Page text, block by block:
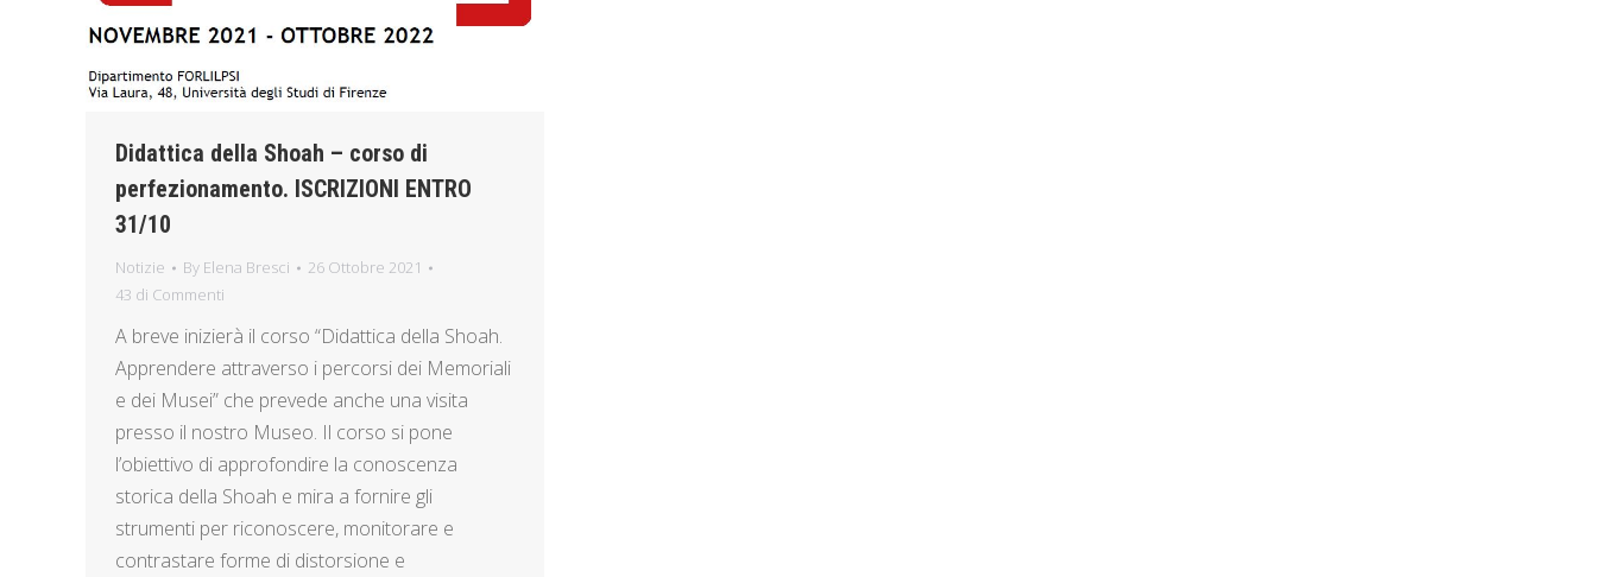
Didattica della Shoah – corso di
perfezionamento. ISCRIZIONI ENTRO
31/10
Notizie By Elena Bresci
26 Ottobre 2021
43 di Commenti
A breve inizierà il corso “Didattica della Shoah.
Apprendere attraverso i percorsi dei Memoriali
e dei Musei” che prevede anche una visita
presso il nostro Museo. Il corso si pone
l’obiettivo di approfondire la conoscenza
storica della Shoah e mira a fornire gli
strumenti per riconoscere, monitorare e
contrastare forme di distorsione e